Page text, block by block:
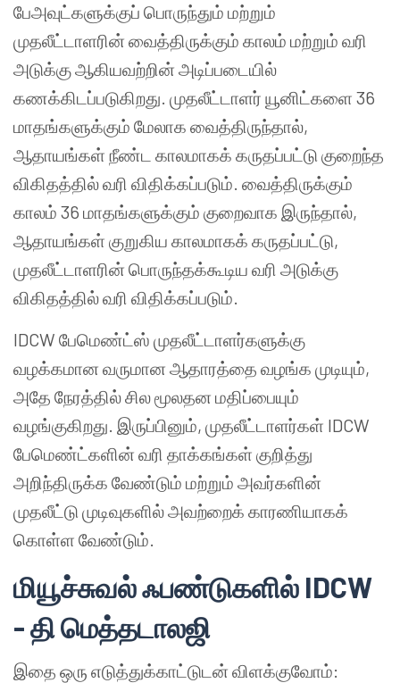
பேஅவுட்களுக்குப் பொருந்தும் மற்றும்
முதலீட்டாளரின் வைத்திருக்கும் காலம் மற்றும் வரி
அடுக்கு ஆகியவற்றின் அடிப்படையில்
கணக்கிடப்படுகிறது. முதலீட்டாளர் யூனிட்களை 36
மாதங்களுக்கும் மேலாக வைத்திருந்தால்,
ஆதாயங்கள் நீண்ட காலமாகக் கருதப்பட்டு குறைந்த
விகிதத்தில் வரி விதிக்கப்படும். வைத்திருக்கும்
காலம் 36 மாதங்களுக்கும் குறைவாக இருந்தால்,
ஆதாயங்கள் குறுகிய காலமாகக் கருதப்பட்டு,
முதலீட்டாளரின் பொருந்தக்கூடிய வரி அடுக்கு
விகிதத்தில் வரி விதிக்கப்படும்.
IDCW பேமெண்ட்ஸ் முதலீட்டாளர்களுக்கு
வழக்கமான வருமான ஆதாரத்தை வழங்க முடியும்,
அதே நேரத்தில் சில மூலதன மதிப்பையும்
வழங்குகிறது. இருப்பினும், முதலீட்டாளர்கள் IDCW
பேமெண்ட்களின் வரி தாக்கங்கள் குறித்து
அறிந்திருக்க வேண்டும் மற்றும் அவர்களின்
முதலீட்டு முடிவுகளில் அவற்றைக் காரணியாகக்
கொள்ள வேண்டும்.
மியூச்சுவல்ஃபண்டுகளில் IDCW
-திமெத்தடாலஜி
இதை ஒரு எடுத்துக்காட்டுடன் விளக்குவோம்: